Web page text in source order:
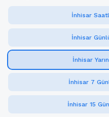
İnhisar
İnhisar
İnhisar
İnhisar 7
İnhisar 15